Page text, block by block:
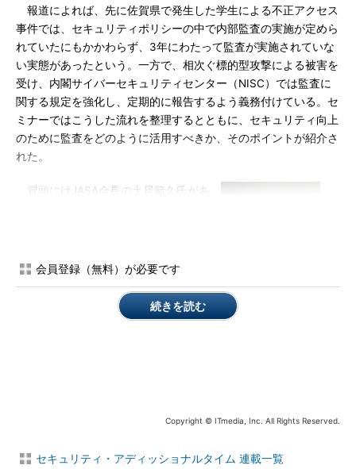
報道によれば、先に佐賀県で発生した学生による不正アクセス
事件では、セキュリティポリシーの中で内部監査の実施が定めら
れていたにもかかわらず、3年にわたって監査が実施されていな
い実態があったという。一方で、相次ぐ標的型攻撃による被害を
受け、内閣サイバーセキュリティセンター（NISC）では監査に
関する規定を強化し、定期的に報告するよう義務付けている。セ
ミナーではこうした流れを整理するとともに、セキュリティ向上
のために監査をどのように活用すべきか、そのポイントが紹介さ
れた。
JASA会長 土居範久氏
冒頭にはJASA会長の土居範久氏があ
ーセキュリティ政策に本腰を入れてい
基本法の制定と、それに基づくNISCの
機能強化だ。これに伴いNISCは、各府
土居氏はこうした取り組みにより、「政府機関全体に対し、必
ュリティ対策の水準を確認できることになる」と述べた。ただし
会員登録（無料）が必要です
続きを読む
Copyright © ITmedia, Inc. All Rights Reserved.
セキュリティ・アディッショナルタイム 連載一覧